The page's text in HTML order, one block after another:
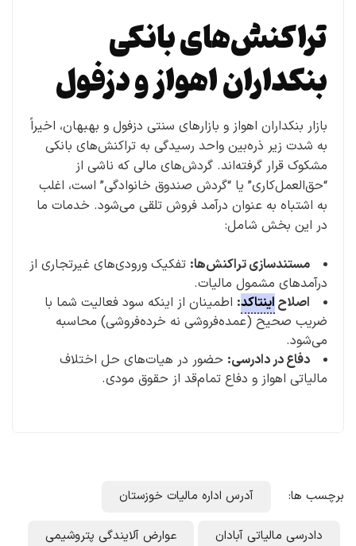
تراکنش‌های بانکی
بنکداران اهواز و دزفول
بازار بنکداران اهواز و بازارهای سنتی دزفول و بهبهان، اخیراً
به شدت زیر ذره‌بین واحد رسیدگی به تراکنش‌های بانکی
مشکوک قرار گرفته‌اند. گردش‌های مالی که ناشی از
“حق‌العمل‌کاری” یا “گردش صندوق خانوادگی” است، اغلب
به اشتباه به عنوان درآمد فروش تلقی می‌شود. خدمات ما
در این بخش شامل:
مستندسازی تراکنش‌ها: تفکیک ورودی‌های غیرتجاری از
درآمدهای مشمول مالیات.
اصلاح اینتاکد: اطمینان از اینکه سود فعالیت شما با
ضریب صحیح (عمده‌فروشی نه خرده‌فروشی) محاسبه
می‌شود.
دفاع در دادرسی: حضور در هیات‌های حل اختلاف
مالیاتی اهواز و دفاع تمام‌قد از حقوق مودی.
برچسب ها: آدرس اداره مالیات خوزستان
دادرسی مالیاتی آبادان عوارض آلایندگی پتروشیمی